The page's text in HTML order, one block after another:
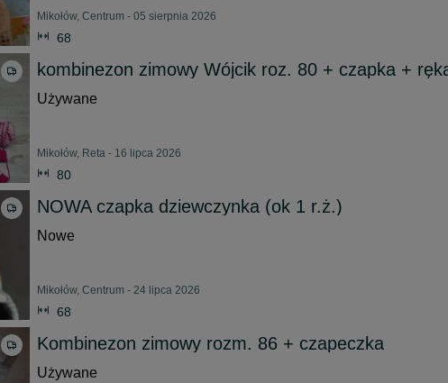
Mikołów, Centrum - 05 sierpnia 2026
68
kombinezon zimowy Wójcik roz. 80 + czapka +
Używane
Mikołów, Reta - 16 lipca 2026
80
NOWA czapka dziewczynka (ok 1 r.ż.)
Nowe
Mikołów, Centrum - 24 lipca 2026
68
Kombinezon zimowy rozm. 86 + czapeczka
Używane